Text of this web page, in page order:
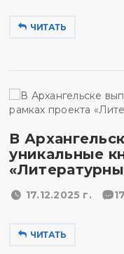
ЧИТАТЬ
В
уникальные
17.12.2025 г.
ЧИТАТЬ